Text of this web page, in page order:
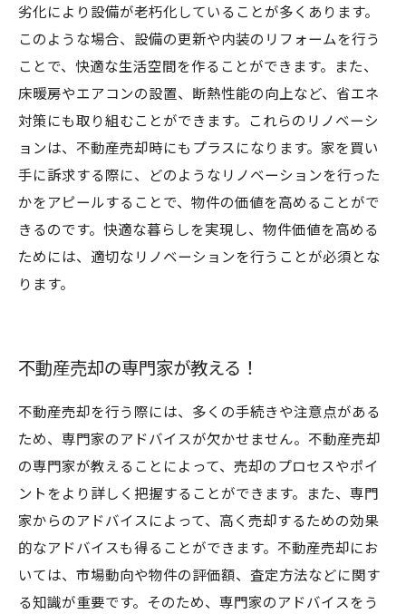
劣化により設備が老朽化していることが多くあります。
このような場合、設備の更新や内装のリフォームを行う
ことで、快適な生活空間を作ることができます。また、
床暖房やエアコンの設置、断熱性能の向上など、省エネ
対策にも取り組むことができます。これらのリノベーシ
ョンは、不動産売却時にもプラスになります。家を買い
手に訴求する際に、どのようなリノベーションを行った
かをアピールすることで、物件の価値を高めることがで
きるのです。快適な暮らしを実現し、物件価値を高める
ためには、適切なリノベーションを行うことが必須とな
ります。
不動産売却の専門家が教える！
不動産売却を行う際には、多くの手続きや注意点がある
ため、専門家のアドバイスが欠かせません。不動産売却
の専門家が教えることによって、売却のプロセスやポイ
ントをより詳しく把握することができます。また、専門
家からのアドバイスによって、高く売却するための効果
的なアドバイスも得ることができます。不動産売却にお
いては、市場動向や物件の評価額、査定方法などに関す
る知識が重要です。そのため、専門家のアドバイスをう